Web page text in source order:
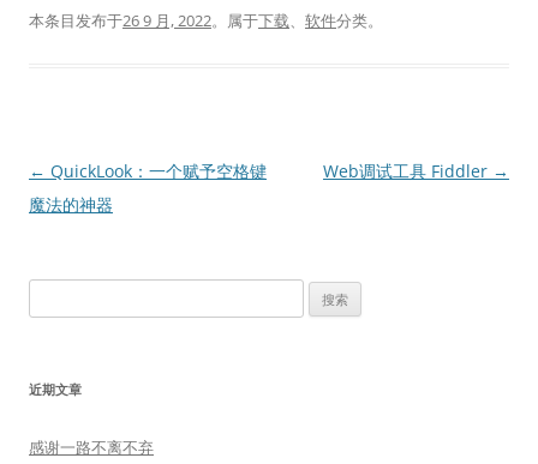
本条目发布于26 9 月, 2022。属于下载、 软件分类。
文
章
← QuickLook：一个赋予空格键
魔法的神器
Web调试工具 Fiddler →
索：
近期文章
感谢一路不离不弃